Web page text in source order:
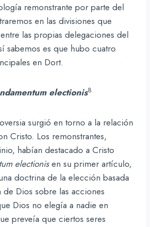
remonstrante por parte del
en las divisiones que
las propias delegaciones del
sabemos es que hubo cuatro
en Dort.
electionis8
surgió en torno a la relación
Cristo. Los remonstrantes,
habían destacado a Cristo
electionisen su primer artículo,
doctrina de la elección basada
Dios sobre las acciones
Dios no elegía a nadie en
preveía que ciertos seres